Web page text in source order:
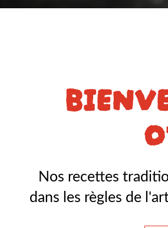
Nos recettes
dans les règles de